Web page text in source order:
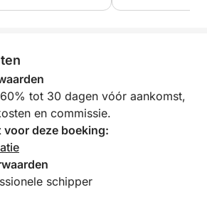
maken.
deze dagervaring is uw blanco
met zeewater en zonneschijn.
tot 30 dagen vóór aankomst,
en commissie.
deze boeking:
schipper